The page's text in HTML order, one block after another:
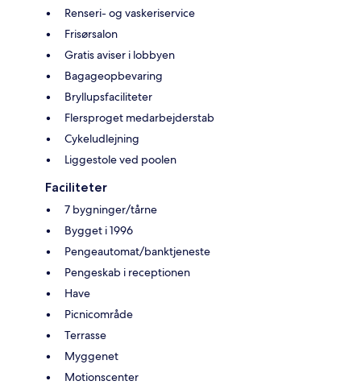
Renseri- og vaskeriservice
Frisørsalon
Gratis aviser i lobbyen
Bagageopbevaring
Bryllupsfaciliteter
Flersproget medarbejderstab
Cykeludlejning
Liggestole ved poolen
Faciliteter
7 bygninger/tårne
Bygget i 1996
Pengeautomat/banktjeneste
Pengeskab i receptionen
Have
Picnicområde
Terrasse
Myggenet
Motionscenter